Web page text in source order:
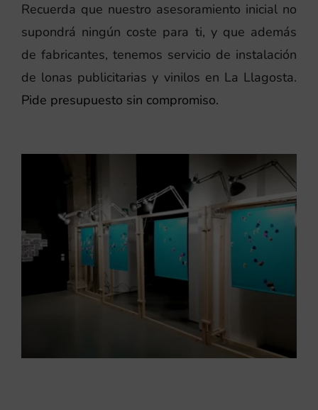
Recuerda que nuestro asesoramiento inicial no
supondrá ningún coste para ti, y que además
de fabricantes, tenemos servicio de instalación
de lonas publicitarias y vinilos en La Llagosta.
Pide presupuesto sin compromiso.